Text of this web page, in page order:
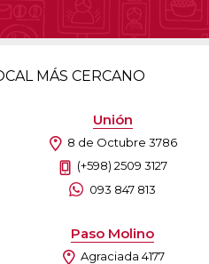
MÁS CERCANO
Unión
8 de Octubre 3786
(+598) 2509 3127
093 847 813
Paso Molino
Agraciada 4177